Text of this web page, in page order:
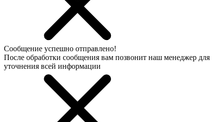
Сообщение успешно отправлено!
После обработки сообщения вам позвонит наш менеджер для
уточнения всей информации